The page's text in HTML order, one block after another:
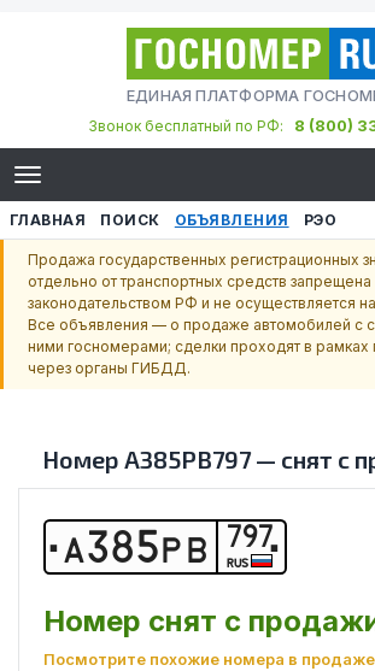
ЕДИНАЯ ПЛАТФОРМА
Звонок бесплатный по РФ:
8 (800)
ГЛАВНАЯ ПОИСК ОБЪЯВЛЕНИЯ РЭО
Продажа государственных регистрационных
отдельно от транспортных средств запрещена
законодательством РФ и не осуществляется
Все объявления — о продаже автомобилей с
ними госномерами; сделки проходят в
через органы ГИБДД.
Номер А385РВ797— снят с
А385Р В 797
RUS
Номер снят с
Посмотрите похожие номера в